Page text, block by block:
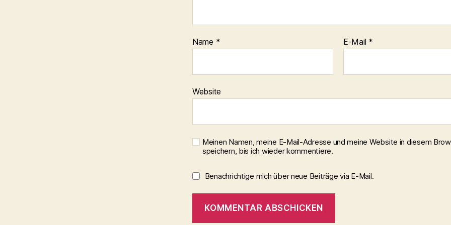
Name * E-Mail *
Website
Meinen Namen, meine E-Mail-Adresse und meine Website in diesem
speichern, bis ich wieder kommentiere.
Benachrichtige mich über neue Beiträge via E-Mail.